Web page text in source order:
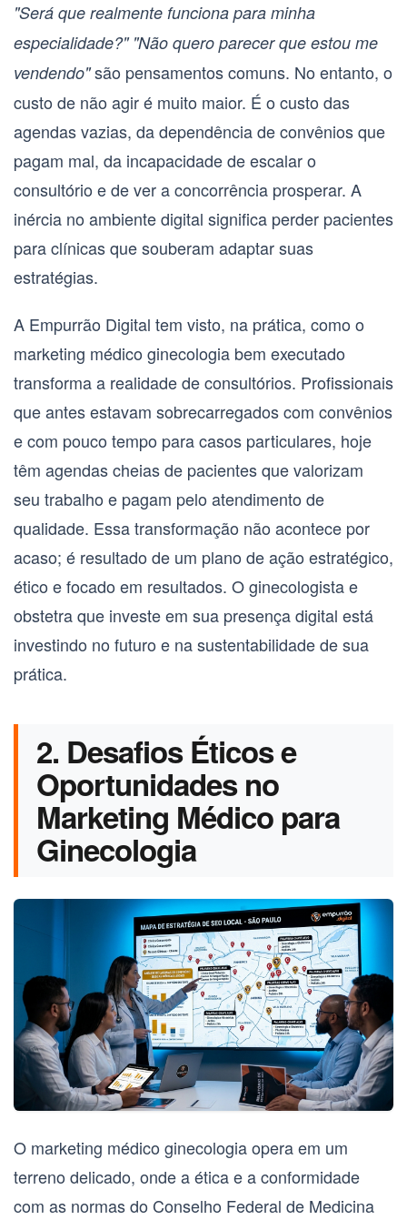
"Será que realmente funciona para minha
especialidade?" "Não quero parecer que estou me
vendendo"são pensamentos comuns. No entanto, o
custo de não agir é muito maior. É o custo das
agendas vazias, da dependência de convênios que
pagam mal, da incapacidade de escalar o
consultório e de ver a concorrência prosperar. A
inércia no ambiente digital significa perder pacientes
para clínicas que souberam adaptar suas
estratégias.
A Empurrão Digital tem visto, na prática, como o
marketing médico ginecologia bem executado
transforma a realidade de consultórios. Profissionais
que antes estavam sobrecarregados com convênios
e com pouco tempo para casos particulares, hoje
têm agendas cheias de pacientes que valorizam
seu trabalho e pagam pelo atendimento de
qualidade. Essa transformação não acontece por
acaso; é resultado de um plano de ação estratégico,
ético e focado em resultados. Oginecologista e
obstetraque investe em sua presença digital está
investindo no futuro e na sustentabilidade de sua
prática.
2. Desafios Éticos e
Oportunidades no
Marketing Médico para
Ginecologia
O marketing médico ginecologiaopera em um
terreno delicado, onde a ética e a conformidade
com as normas do Conselho Federal de Medicina